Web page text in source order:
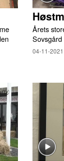
Årets
Sovsgård
04-11-2021